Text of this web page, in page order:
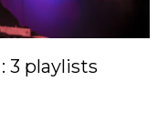
3 playlists